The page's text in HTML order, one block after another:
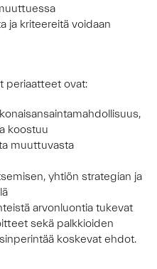
ja kriteereitä voidaan
periaatteet ovat:
koostuu
muuttuvasta
yhtiön strategian ja
arvonluontia tukevat
sekä palkkioiden
koskevat ehdot.